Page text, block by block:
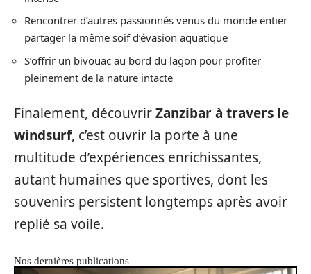
Rencontrer d’autres passionnés venus du monde entier
partager la même soif d’évasion aquatique
S’offrir un bivouac au bord du lagon pour profiter
pleinement de la nature intacte
Finalement, découvrirZanzibar à travers le
windsurf, c’est ouvrir la porte à une
multitude d’expériences enrichissantes,
autant humaines que sportives, dont les
souvenirs persistent longtemps après avoir
replié sa voile.
Nos dernières publications